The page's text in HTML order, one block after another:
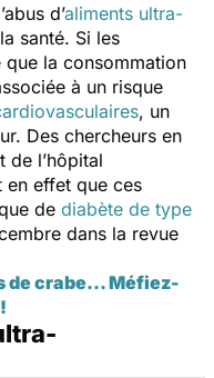
d’aliments ultra-
santé. Si les
la consommation
à un risque
, un
Des chercheurs en
de l’hôpital
en effet que ces
de diabète de type
dans la revue
de crabe... Méfiez-